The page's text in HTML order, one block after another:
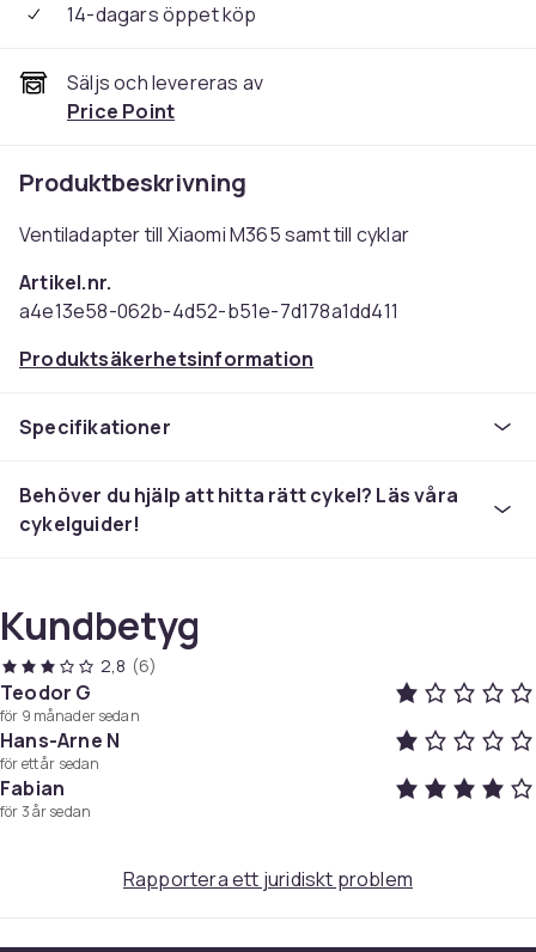
14-dagars öppet köp
Säljs och levereras av
Price Point
Produktbeskrivning
Ventiladapter till Xiaomi M365 samt till cyklar
Artikel.nr.
a4e13e58-062b-4d52-b51e-7d178a1dd411
Produktsäkerhetsinformation
Specifikationer
Behöver du hjälp att hitta rätt cykel? Läs våra
cykelguider!
Kundbetyg
2,8 (6)
Teodor G
för 9 månader sedan
Hans-Arne N
för ett år sedan
Fabian
för 3 år sedan
Rapportera ett juridiskt problem